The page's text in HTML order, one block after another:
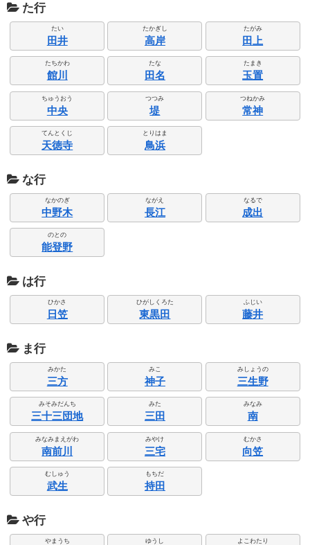
た行
たい
田井
たかぎし
高岸
たがみ
田上
たちかわ
館川
たな
田名
たまき
玉置
ちゅうおう
中央
つつみ
堤
つねかみ
常神
てんとくじ
天徳寺
とりはま
鳥浜
な行
なかのぎ
中野木
ながえ
長江
なるで
成出
のとの
能登野
は行
ひかさ
日笠
ひがしくろた
東黒田
ふじい
藤井
ま行
みかた
三方
みこ
神子
みしょうの
三生野
みそみだんち
三十三団地
みた
三田
みなみ
南
みなみまえがわ
南前川
みやけ
三宅
むかさ
向笠
むしゅう
武生
もちだ
持田
や行
やまうち ゆうし よこわたり